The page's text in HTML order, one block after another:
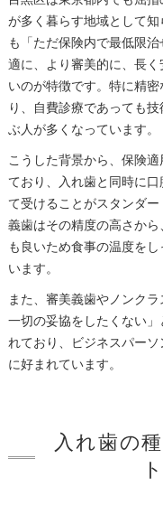
が多く暮らす地域として
も「ただ保険内で最低限
適に、より審美的に、長
いのが特徴です。特に精
り、自費診療であっても
ぶ人が多くなっています。
こうした背景から、保険
ており、入れ歯と同時に
て受けることがスタンダ
義歯はその精度の高さか
も良いため食事の温度を
います。
また、審美義歯やノンク
一切の妥協をしたくない
れており、ビジネスパー
に好まれています。
入れ歯の